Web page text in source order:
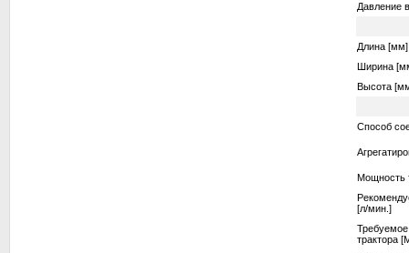
Давление
Длина [мм]
Ширина
Высота
Способ
Мощность
[л/мин.]
трактора